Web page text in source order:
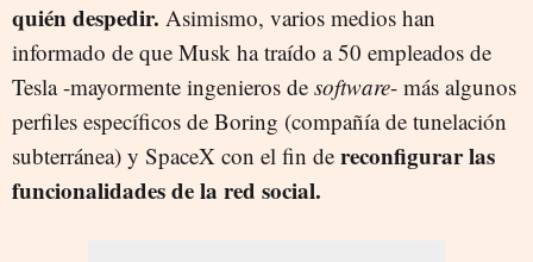
quién despedir. Asimismo, varios medios han
informado de que Musk ha traído a 50 empleados de
Tesla -mayormente ingenieros de software- más algunos
perfiles específicos de Boring (compañía de tunelación
subterránea) y SpaceX con el fin de reconfigurar las
funcionalidades de la red social.